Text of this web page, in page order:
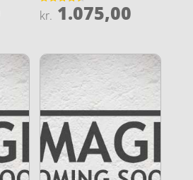
Vurderet
4.5
kr. 1.075,00